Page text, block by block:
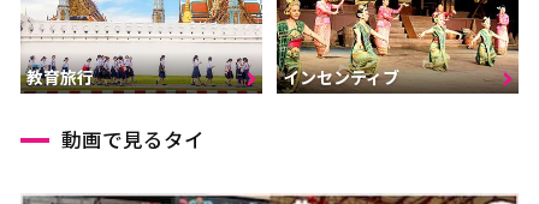
教育旅行 インセンティブ
動画で見るタイ